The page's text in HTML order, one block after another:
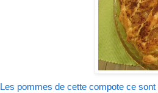
Les pommes de cette compote ce